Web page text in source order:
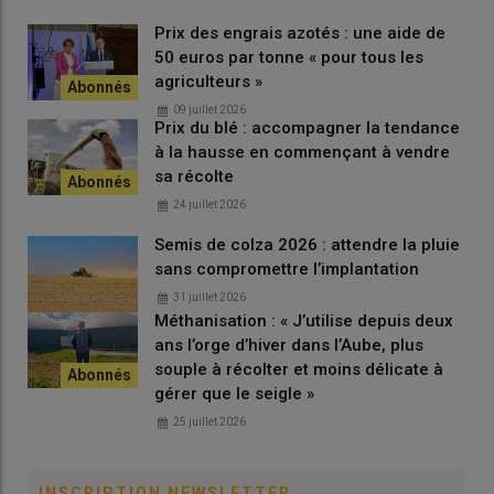
Témoignage |Semis de printemps : « Nous avons
investi dans un strip-till pour implanter du maïs en
non-labour sur nos sols froids »
Comment favoriser une bonne
implantation de la graine de maïs ?
Une fois les conditions de sol réunies, le soin apporté au semis
en lui-même est le deuxième facteur déterminant.
Une profondeur de semis de maïs entre 4
Prix des engrais azotés : une aide de
50 euros par tonne « pour tous les
agriculteurs »
09 juillet 2026
Prix du blé : accompagner la tendance
à la hausse en commençant à vendre
sa récolte
24 juillet 2026
Semis de colza 2026 : attendre la pluie
sans compromettre l’implantation
31 juillet 2026
Méthanisation : « J’utilise depuis deux
ans l’orge d’hiver dans l’Aube, plus
souple à récolter et moins délicate à
gérer que le seigle »
25 juillet 2026